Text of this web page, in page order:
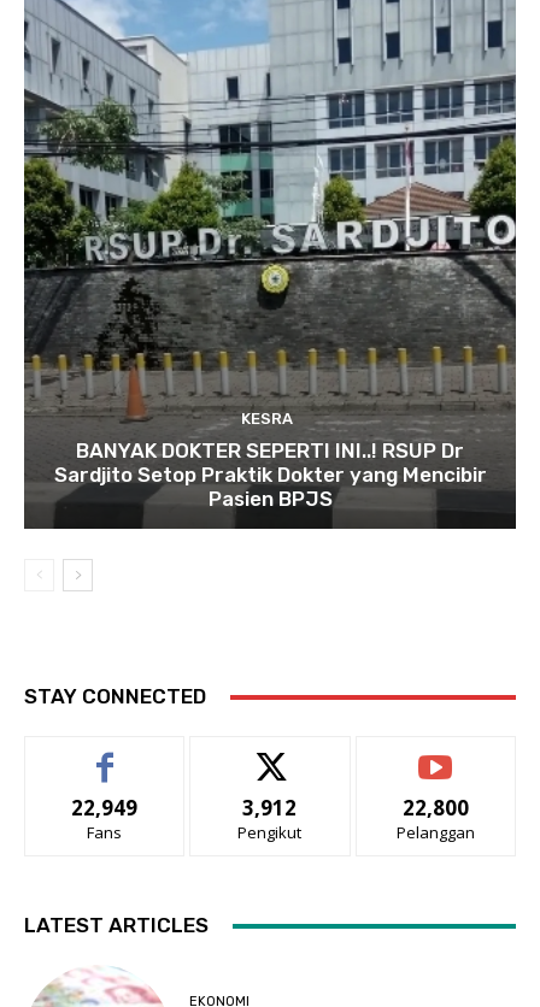
KESRA
BANYAK DOKTER SEPERTI INI..! RSUP Dr
Sardjito Setop Praktik Dokter yang Mencibir
Pasien BPJS
STAY CONNECTED
22,949
Fans
3,912
Pengikut
22,800
Pelanggan
LATEST ARTICLES
EKONOMI